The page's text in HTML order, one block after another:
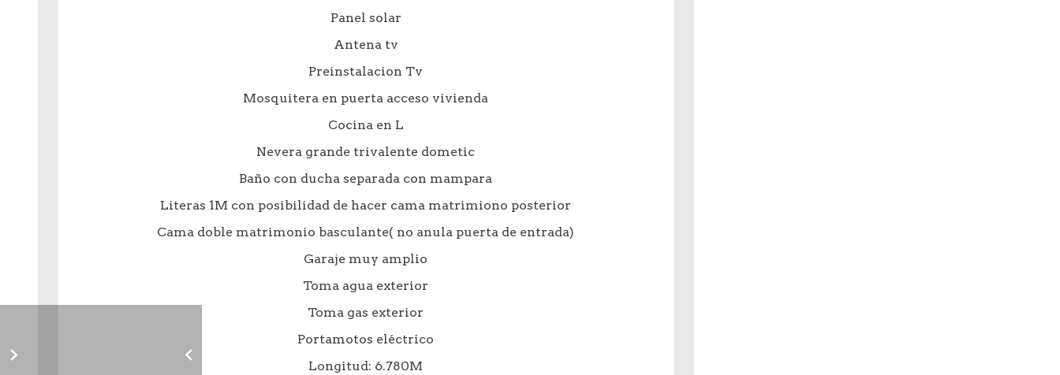
Panel solar
Antena tv
Preinstalacion Tv
Mosquitera en puerta acceso vivienda
Cocina en L
Nevera grande trivalente dometic
Baño con ducha separada con mampara
Literas 1M con posibilidad de hacer cama matrimiono posterior
Cama doble matrimonio basculante( no anula puerta de entrada)
Garaje muy amplio
Toma agua exterior
Toma gas exterior
Portamotos eléctrico
Longitud: 6.780M